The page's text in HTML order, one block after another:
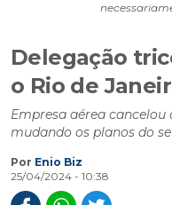
Delegação
o Rio de
Empresa aérea
mudando os planos do
Por Enio Biz
25/04/2024 - 10:38